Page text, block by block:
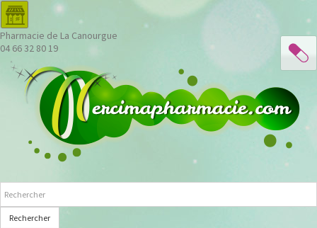
Pharmacie de La Canourgue
04 66 32 80 19
Rechercher